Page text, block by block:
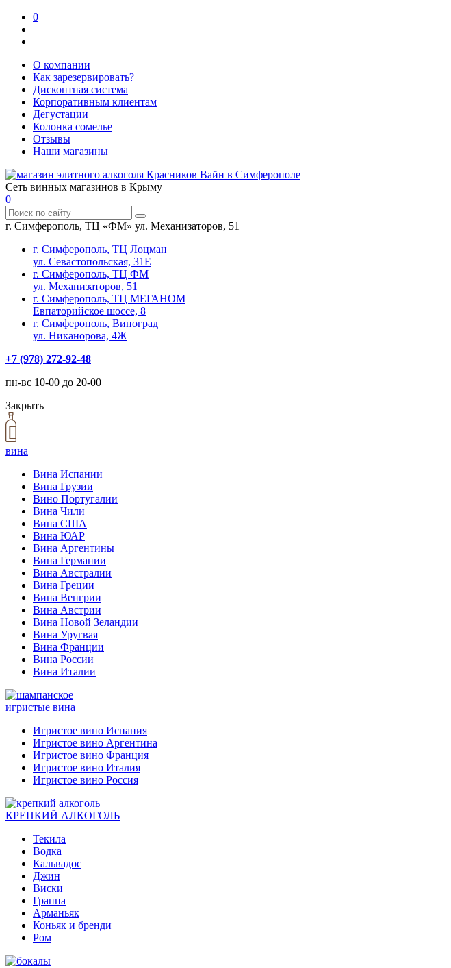
0
О компании
Как зарезервировать?
Дисконтная система
Корпоративным клиентам
Дегустации
Колонка сомелье
Отзывы
Наши магазины
Сеть винных магазинов в Крыму
0
г. Симферополь, ТЦ «ФМ» ул. Механизаторов, 51
г. Симферополь, ТЦ Лоцман
ул. Севастопольская, 31Е
г. Симферополь, ТЦ ФМ
ул. Механизаторов, 51
г. Симферополь, ТЦ МЕГАНОМ
Евпаторийское шоссе, 8
г. Симферополь, Виноград
ул. Никанорова, 4Ж
+7 (978) 272-92-48
пн-вс 10-00 до 20-00
Закрыть
вина
Вина Испании
Вина Грузии
Вино Португалии
Вина Чили
Вина США
Вина ЮАР
Вина Аргентины
Вина Германии
Вина Австралии
Вина Греции
Вина Венгрии
Вина Австрии
Вина Новой Зеландии
Вина Уругвая
Вина Франции
Вина России
Вина Италии
игристые вина
Игристое вино Испания
Игристое вино Аргентина
Игристое вино Франция
Игристое вино Италия
Игристое вино Россия
КРЕПКИЙ АЛКОГОЛЬ
Текила
Водка
Кальвадос
Джин
Виски
Граппа
Арманьяк
Коньяк и бренди
Ром